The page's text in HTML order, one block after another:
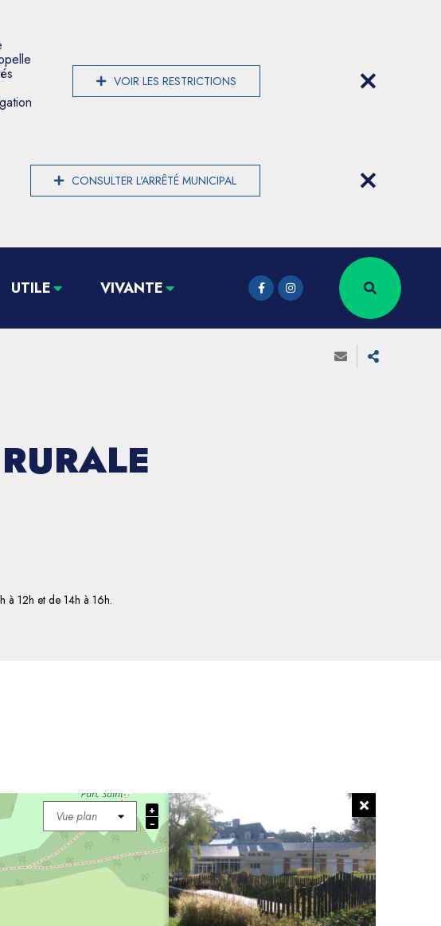
VOIR LES RESTRICTIONS
CONSULTER L'ARRÊTÉ MUNICIPAL
UTILE VIVANTE
à 12h et de 14h à 16h.
+
−